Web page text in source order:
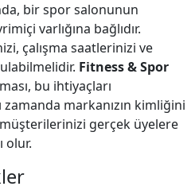
bir spor salonunun
varlığına bağlıdır.
çalışma saatlerinizi ve
Fitness & Spor
bu ihtiyaçları
zamanda markanızın kimliğini
gerçek üyelere
olur.